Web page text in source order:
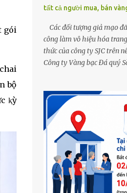
gói
bộ
ⱪỳ
tất cả người mua, bán
Các đối tượng giả mạo
công làm vô hiệu hóa
thức của công ty SJC trên
Công ty Vàng bạc Đá quý
fanpage chính thức của
tảng Facebook (đường
www.facebook.com/
công ty liên tục ghi nhận và
khách hàng việc các đối
Fanpage của SJC trên nền
nhằm mục đích lừa đảo,
an toàn tài sản cho khách